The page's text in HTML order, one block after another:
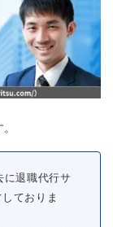
に退職代行サ
ておりま